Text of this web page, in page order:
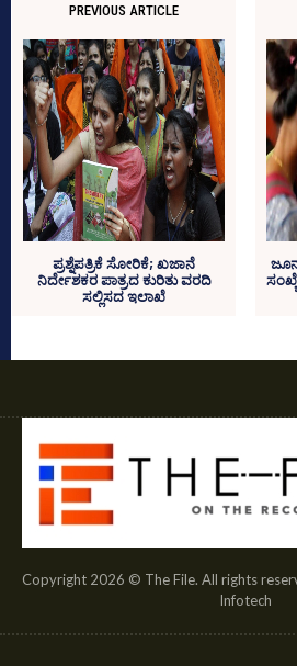
PREVIOUS ARTICLE
ಪ್ರಶ್ನೆಪತ್ರಿಕೆ ಸೋರಿಕೆ; ಖಜಾನೆ
ನಿರ್ದೇಶಕರ ಪಾತ್ರದ ಕುರಿತು ವರದಿ
ಸಲ್ಲಿಸದ ಇಲಾಖೆ
Copyright 2026 © The File. All rights
Infotech